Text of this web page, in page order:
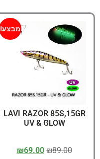
מבצע!
LAVI RAZOR 85S,15GR
UV & GLOW
₪89.00
₪69.00